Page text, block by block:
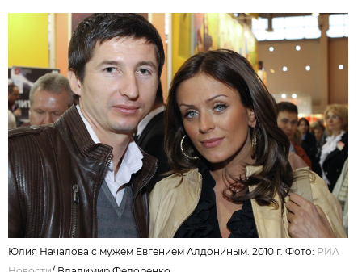
Юлия Началова с мужем Евгением Алдониным. 2010 г. Фото: РИА